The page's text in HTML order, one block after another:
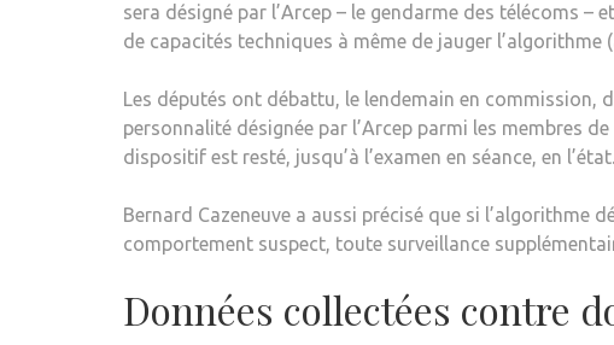
sera désigné par l’Arcep – le gendarme des télécoms
de capacités techniques à même de jauger l’algorithme
Les députés ont débattu, le lendemain en commission,
personnalité désignée par l’Arcep parmi les membres
dispositif est resté, jusqu’à l’examen en séance, en l’état.
Bernard Cazeneuve a aussi précisé que si l’algorithme
comportement suspect, toute surveillance
Données collectées contre